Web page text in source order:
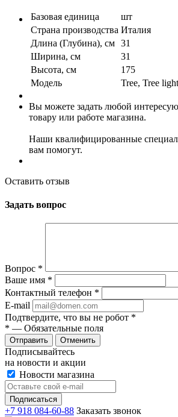
Базовая единица
шт
Страна производства Италия
Длина (Глубина), см 31
Ширина, см
31
Высота, см
175
Модель
Tree, Tree light
Вы можете задать любой
товару или работе магазина.
Наши квалифицированные
вам помогут.
Оставить отзыв
Задать вопрос
Вопрос *
Ваше имя *
Контактный телефон *
E-mail
Подтвердите, что вы не робот *
* — Обязательные поля
Отменить
Подписывайтесь
на новости и акции
Новости магазина
+7 918 084-60-88 Заказать звонок